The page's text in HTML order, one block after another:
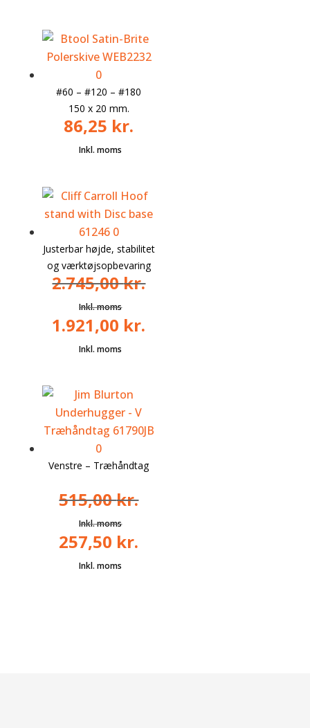
839,00 kr..
er:
589,00 kr..
#60 – #120 – #180
150 x 20 mm.
86,25 kr.
Justerbar højde, stabilitet
og værktøjsopbevaring
2.745,00kr.
Den
2.745,00 kr..
1.921,00 kr.
er:
1.921,00 kr..
Venstre – Træhåndtag
515,00kr.
Den
oprindelige
257,50 kr.